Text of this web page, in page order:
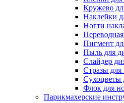
Кружево
Наклейки
Ногти
Пигмент
Пыль для
Слайдер
Стразы для
Сухоцветы
Флок для
Парикмахерские